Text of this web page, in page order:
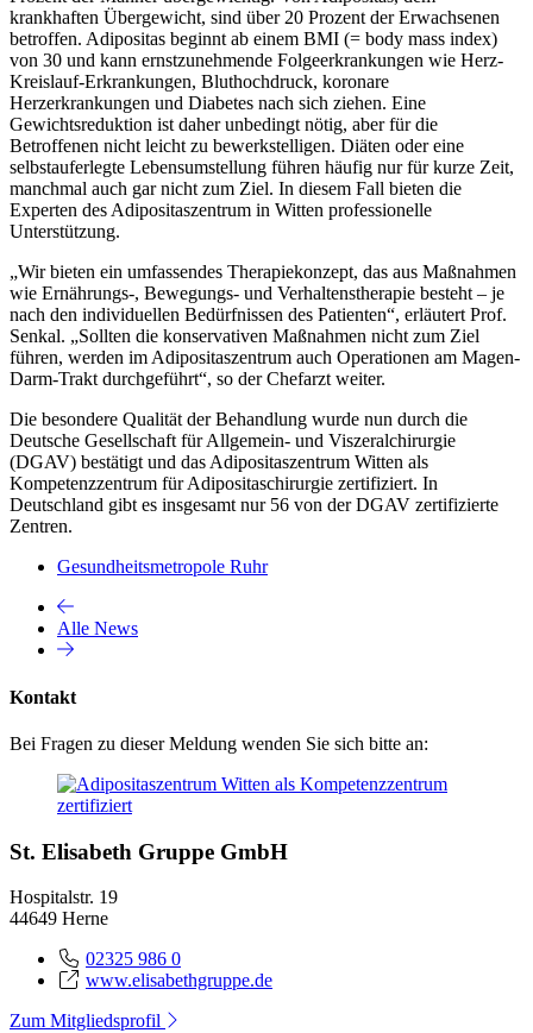
krankhaften Übergewicht, sind über 20 Prozent der Erwachsenen
betroffen. Adipositas beginnt ab einem BMI (= body mass index)
von 30 und kann ernstzunehmende Folgeerkrankungen wie Herz-
Kreislauf-Erkrankungen, Bluthochdruck, koronare
Herzerkrankungen und Diabetes nach sich ziehen. Eine
Gewichtsreduktion ist daher unbedingt nötig, aber für die
Betroffenen nicht leicht zu bewerkstelligen. Diäten oder eine
selbstauferlegte Lebensumstellung führen häufig nur für kurze Zeit,
manchmal auch gar nicht zum Ziel. In diesem Fall bieten die
Experten des Adipositaszentrum in Witten professionelle
Unterstützung.
„Wir bieten ein umfassendes Therapiekonzept, das aus Maßnahmen
wie Ernährungs-, Bewegungs- und Verhaltenstherapie besteht – je
nach den individuellen Bedürfnissen des Patienten“, erläutert Prof.
Senkal. „Sollten die konservativen Maßnahmen nicht zum Ziel
führen, werden im Adipositaszentrum auch Operationen am Magen-
Darm-Trakt durchgeführt“, so der Chefarzt weiter.
Die besondere Qualität der Behandlung wurde nun durch die
Deutsche Gesellschaft für Allgemein- und Viszeralchirurgie
(DGAV) bestätigt und das Adipositaszentrum Witten als
Kompetenzzentrum für Adipositaschirurgie zertifiziert. In
Deutschland gibt es insgesamt nur 56 von der DGAV zertifizierte
Zentren.
Gesundheitsmetropole Ruhr
Alle News
Kontakt
Bei Fragen zu dieser Meldung wenden Sie sich bitte an:
St. Elisabeth Gruppe GmbH
Hospitalstr. 19
44649 Herne
02325 986 0
www.elisabethgruppe.de
Zum Mitgliedsprofil